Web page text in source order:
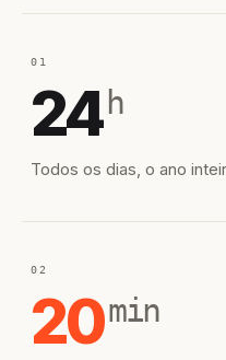
01
24 h
Todos os dias, o ano
02
20min